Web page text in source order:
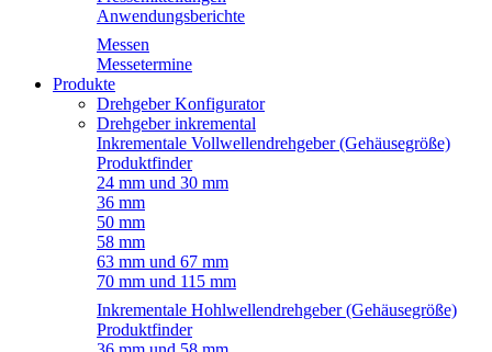
Anwendungsberichte
Messen
Messetermine
Produkte
Drehgeber Konfigurator
Drehgeber inkremental
Inkrementale Vollwellendrehgeber (Gehäusegröße)
Produktfinder
24 mm und 30 mm
36 mm
50 mm
58 mm
63 mm und 67 mm
70 mm und 115 mm
Inkrementale Hohlwellendrehgeber (Gehäusegröße)
Produktfinder